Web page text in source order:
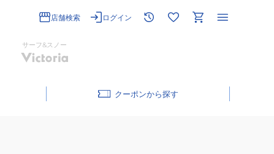
店舗検索 ログイン
サーフ&スノー
クーポン